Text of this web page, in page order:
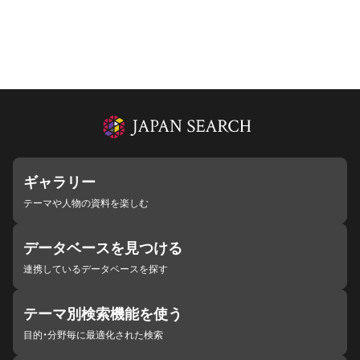
ギャラリー
テーマや人物の資料を楽しむ
データベースを見つける
連携しているデータベースを探す
テーマ別検索機能を使う
目的・分野毎に最適化された検索